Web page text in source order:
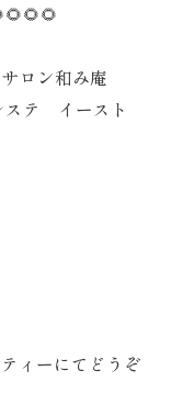
ロン和み庵
ステ イースト
ィーにてどうぞ